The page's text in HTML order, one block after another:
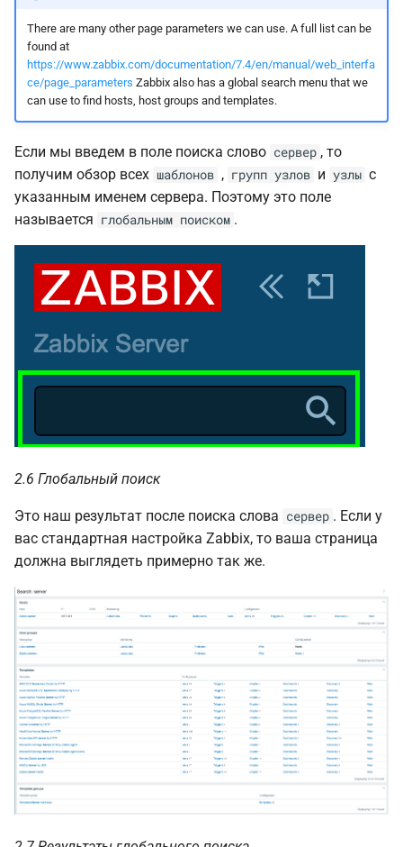
There are many other page parameters we can use. A full list can be
found at
https://www.zabbix.com/documentation/7.4/en/manual/web_interfa
ce/page_parameters Zabbix also has a global search menu that we
can use to find hosts, host groups and templates.
Если мы введем в поле поиска слово сервер , то
получим обзор всех шаблонов , групп узлов и узлы с
указанным именем сервера. Поэтому это поле
называется глобальным поиском .
2.6 Глобальный поиск
Это наш результат после поиска слова сервер . Если у
вас стандартная настройка Zabbix, то ваша страница
должна выглядеть примерно так же.